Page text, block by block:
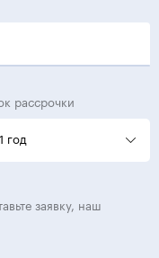
рассрочки
1 год
заявку, наш